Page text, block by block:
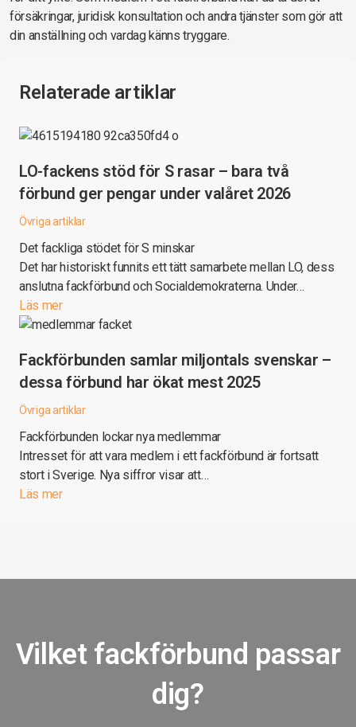
försäkringar, juridisk konsultation och andra tjänster som gör att
din anställning och vardag känns tryggare.
Relaterade artiklar
LO-fackens stöd för S rasar – bara två
förbund ger pengar under valåret 2026
Övriga artiklar
Det fackliga stödet för S minskar
Det har historiskt funnits ett tätt samarbete mellan LO, dess
anslutna fackförbund och Socialdemokraterna. Under…
Läs mer
Fackförbunden samlar miljontals svenskar –
dessa förbund har ökat mest 2025
Övriga artiklar
Fackförbunden lockar nya medlemmar
Intresset för att vara medlem i ett fackförbund är fortsatt
stort i Sverige. Nya siffror visar att…
Läs mer
Vilket fackförbund passar
dig?